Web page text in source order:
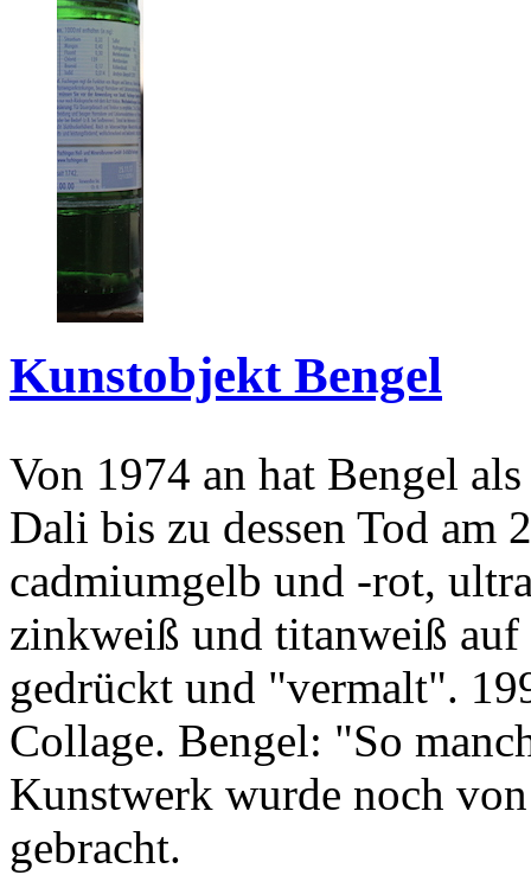
Kunstobjekt Bengel
Von 1974 an hat Bengel
Dali bis zu dessen Tod am
cadmiumgelb und -rot,
zinkweiß und titanweiß
gedrückt und "vermalt".
Collage. Bengel: "So
Kunstwerk wurde noch
gebracht.